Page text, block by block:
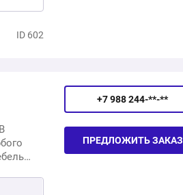
ID 602
+7 988 244-**-**
ПРЕДЛОЖИТЬ ЗАКАЗ